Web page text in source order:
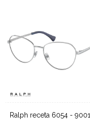
Ralph receta 6054 - 9001